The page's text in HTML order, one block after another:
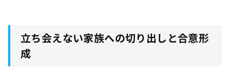
立ち会えない家族への切り出しと合意形
成